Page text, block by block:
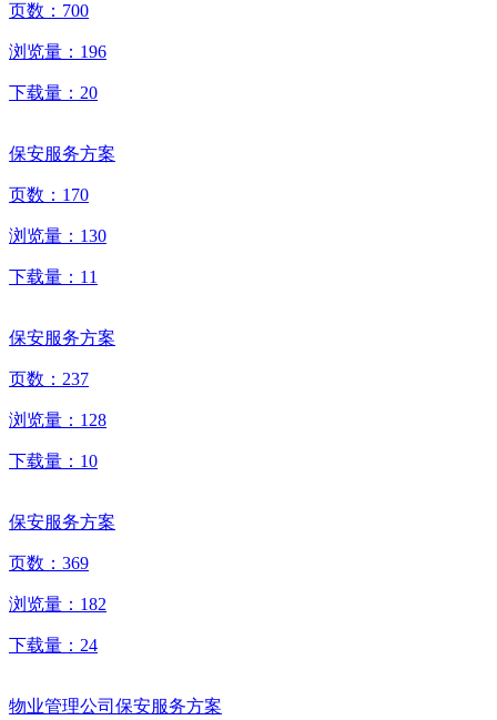
页数： 700
浏览量： 196
下载量： 20
保安服务方案
页数： 170
浏览量： 130
下载量： 11
保安服务方案
页数： 237
浏览量： 128
下载量： 10
保安服务方案
页数： 369
浏览量： 182
下载量： 24
物业管理公司保安服务方案